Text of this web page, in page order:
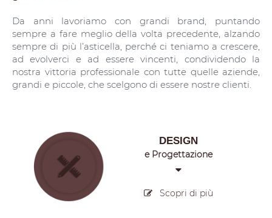
Da anni lavoriamo con grandi brand, puntando
sempre a fare meglio della volta precedente, alzando
sempre di più l’asticella, perché ci teniamo a crescere,
ad evolverci e ad essere vincenti, condividendo la
nostra vittoria professionale con tutte quelle aziende,
grandi e piccole, che scelgono di essere nostre clienti.
DESIGN
e Progettazione
Scopri di più